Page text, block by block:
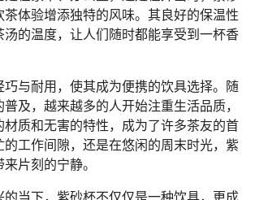
茶体验增添独特的风味。其良好的保温性
汤的温度，让人们随时都能享受到一杯香
巧与耐用，使其成为便携的饮具选择。随
及，越来越多的人开始注重生活品质，
材质和无害的特性，成为了许多茶友的首
的工作间隙，还是在悠闲的周末时光，紫
片刻的宁静。
的当下，紫砂杯不仅仅是一种饮具，更成